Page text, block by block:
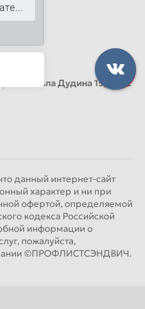
Михаила Дудина 15, офис
данный интернет-сайт
характер и ни при
офертой, определяемой
кодекса Российской
информации о
пожалуйста,
©ПРОФЛИСТСЭНДВИЧ.